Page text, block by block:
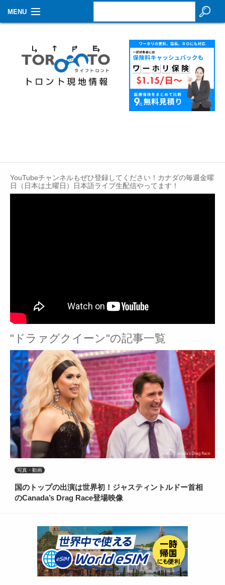
MENU
生活情報
その他
YouTubeチャンネルもぜひ登録してください！カナダの毎週金曜
日（日本は土曜日）日本語ライブ生配信やってます！
"ドラァグクイーン"の記事一覧
写真・動画
国のトップの出演は世界初！ジャスティントルドー首相
のCanada’s Drag Race登場映像